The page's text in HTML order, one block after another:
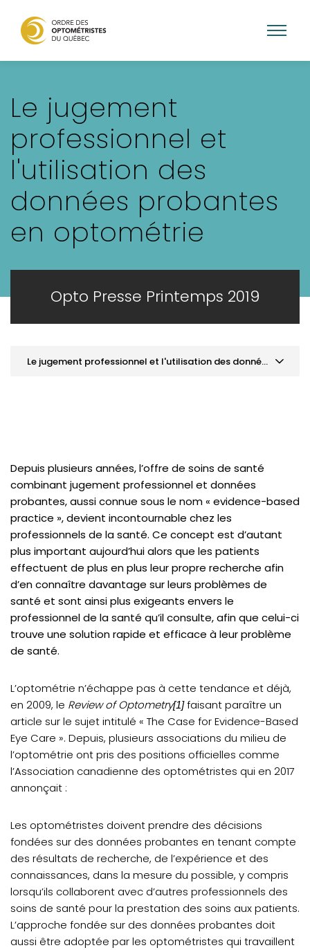
contenu
Le jugement
professionnel et
l'utilisation des
données probantes
en optométrie
Opto Presse Printemps 2019
Le jugement professionnel et l'utilisation des données probantes en optométrie
Avis de limitation et radiation
Depuis plusieurs années, l’offre de soins de santé
combinant jugement professionnel et données
probantes, aussi connue sous le nom « evidence-based
practice », devient incontournable chez les
professionnels de la santé. Ce concept est d’autant
plus important aujourd’hui alors que les patients
effectuent de plus en plus leur propre recherche afin
d’en connaître davantage sur leurs problèmes de
santé et sont ainsi plus exigeants envers le
professionnel de la santé qu’il consulte, afin que celui-ci
trouve une solution rapide et efficace à leur problème
de santé.
L’optométrie n’échappe pas à cette tendance et déjà,
en 2009, le Review of Optometry[1]faisant paraître un
article sur le sujet intitulé « The Case for Evidence-Based
Eye Care ». Depuis, plusieurs associations du milieu de
l’optométrie ont pris des positions officielles comme
l’Association canadienne des optométristes qui en 2017
annonçait :
Les optométristes doivent prendre des décisions
fondées sur des données probantes en tenant compte
des résultats de recherche, de l’expérience et des
connaissances, dans la mesure du possible, y compris
lorsqu’ils collaborent avec d’autres professionnels des
soins de santé pour la prestation des soins aux patients.
L’approche fondée sur des données probantes doit
aussi être adoptée par les optométristes qui travaillent